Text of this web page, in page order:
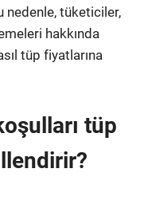
nedenle, tüketiciler,
hakkında
tüp fiyatlarına
tüp